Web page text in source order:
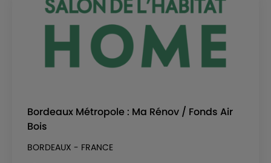
Bordeaux Métropole : Ma Rénov / Fonds Air
Bois
BORDEAUX - FRANCE